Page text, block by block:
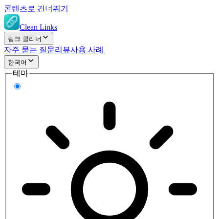
콘텐츠로 건너뛰기
Clean Links
링크 클리너
자주 묻는 질문리뷰사용 사례
한국어
테마